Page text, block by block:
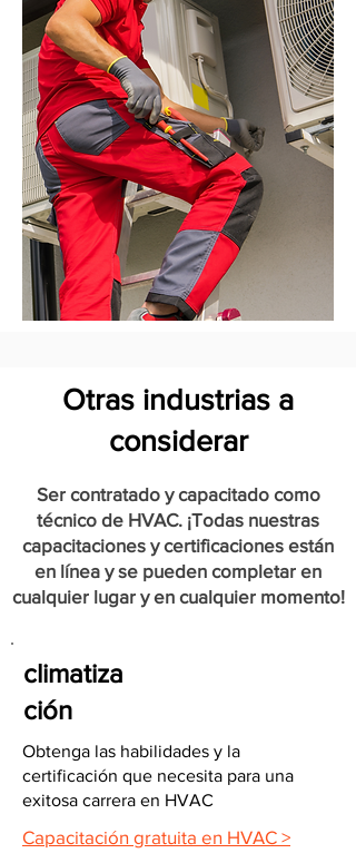
Otras industrias a
considerar
Ser contratado y capacitado como
técnico de HVAC. ¡Todas nuestras
capacitaciones y certificaciones están
en línea y se pueden completar en
cualquier lugar y en cualquier momento!
climatiza
ción
Obtenga las habilidades y la
certificación que necesita para una
exitosa carrera en HVAC
Capacitación gratuita en HVAC >